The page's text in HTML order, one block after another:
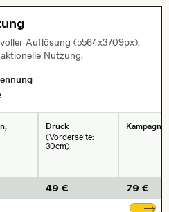
springen
Auflösung (5564x3709px).
Nutzung.
Druck
(Vorderseite:
30cm)
49 € 79 €